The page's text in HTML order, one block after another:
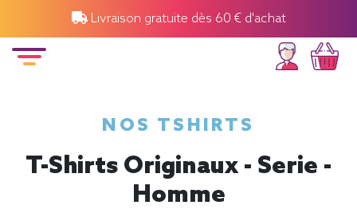
Livraison gratuite dès 60 € d'achat
NOS TSHIRTS
T-Shirts Originaux - Serie -
Homme